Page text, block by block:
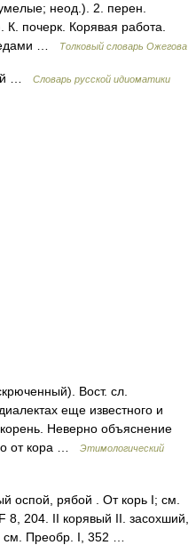
неод.). 2. перен.
К. почерк. Корявая работа.
…
Толковый словарь Ожегова
… Словарь русской идиоматики
Вост. сл.
еще известного и
Неверно объяснение
от кора …
Этимологический
оспой, рябой . От корь I; см.
8, 204. II корявый II. засохший,
см. Преобр. I, 352 …